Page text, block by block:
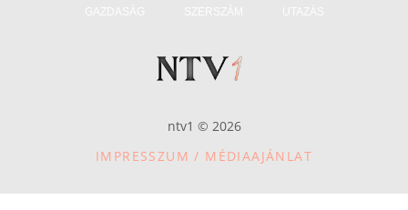
ntv1 © 2026
IMPRESSZUM / MÉDIAAJÁNLAT